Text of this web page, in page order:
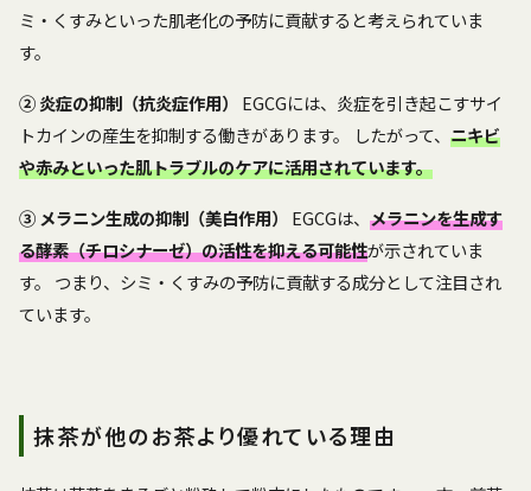
ミ・くすみといった肌老化の予防に貢献すると考えられていま
す。
② 炎症の抑制（抗炎症作用）
EGCGには、炎症を引き起こすサイ
トカインの産生を抑制する働きがあります。 したがって、 ニキビ
や赤みといった肌トラブルのケアに活用されています。
③ メラニン生成の抑制（美白作用） EGCGは、 メラニンを生成す
る酵素（チロシナーゼ）の活性を抑える可能性が示されていま
す。 つまり、シミ・くすみの予防に貢献する成分として注目され
ています。
抹茶が他のお茶より優れている理由